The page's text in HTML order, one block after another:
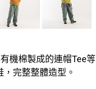
機棉製成的連帽Tee等
完整整體造型。